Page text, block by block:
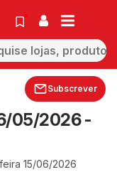
Subscrever
05/2026 -
15/06/2026